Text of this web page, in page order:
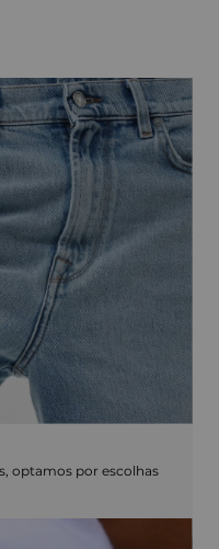
optamos por escolhas